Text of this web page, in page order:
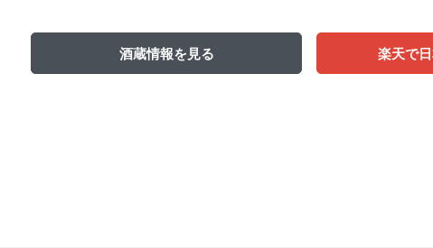
酒蔵情報を見る 楽天で